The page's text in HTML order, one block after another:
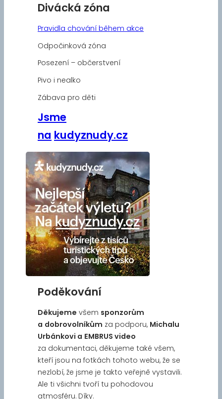
Divácká zóna
Pravidla chování během akce
Odpočinková zóna
Posezení – občerstvení
Pivo i nealko
Zábava pro děti
Jsme
na kudyznudy.cz
Poděkování
Děkujeme všem sponzorům
a dobrovolníkům za podporu, Michalu
Urbánkovi a EMBRUS video
za dokumentaci, děkujeme také všem,
kteří jsou na fotkách tohoto webu, že se
nezlobí, že jsme je takto veřejně vystavili.
Ale ti všichni tvoří tu pohodovou
atmosféru. Díky.